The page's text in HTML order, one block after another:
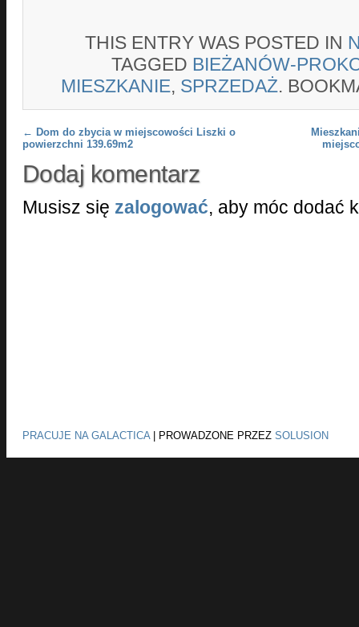
THIS ENTRY WAS POSTED IN
TAGGED BIEŻANÓW-
MIESZKANIE, SPRZEDAŻ.
Post navigation
← Dom do zbycia w miejscowości Liszki o
powierzchni 139.69m2
Dodaj komentarz
Musisz się zalogować, aby móc dodać
PRACUJE NA GALACTICA| PROWADZONE PRZEZ SOLUSION